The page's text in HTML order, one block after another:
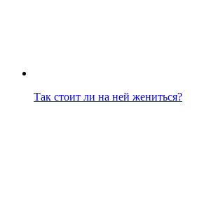
Так стоит ли на ней жениться?